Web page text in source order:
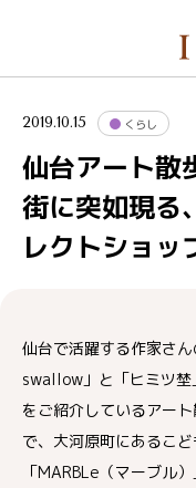
2019.10.15 くらし
仙台アート散
街に突如現る
レクトショッ
仙台で活躍する作家さ
swallow」と「ヒミツ埜
をご紹介しているアー
で、大河原町にあるこ
「MARBLe（マーブル